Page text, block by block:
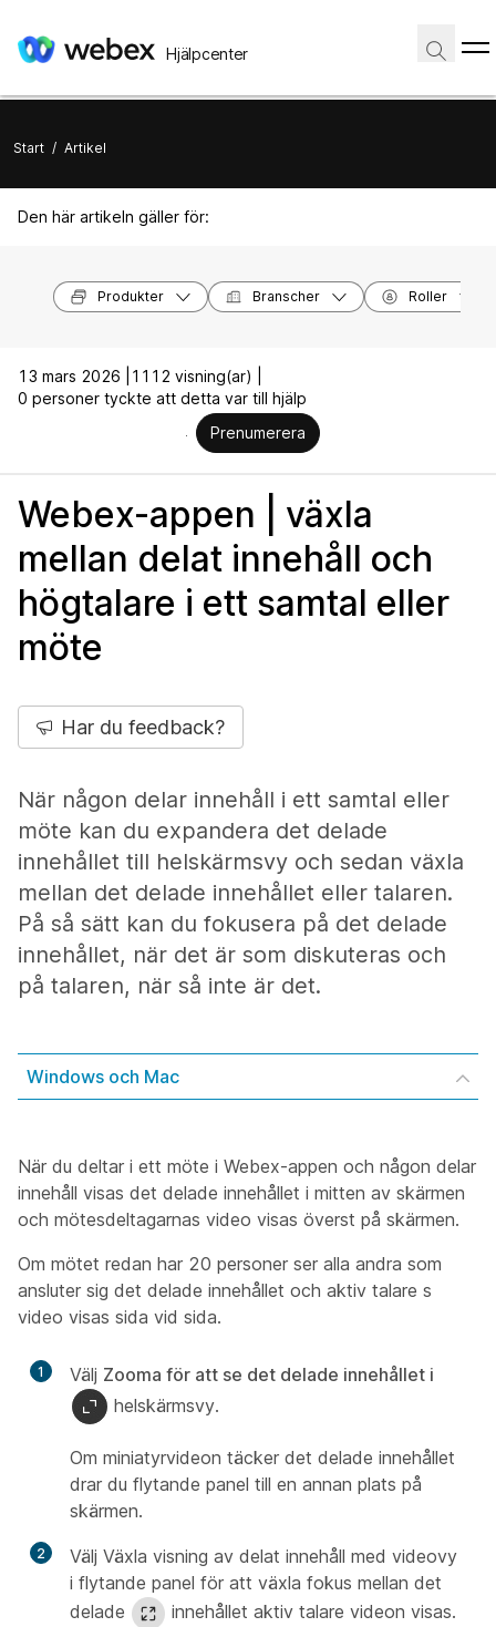
Hjälpcenter
Start / Artikel
Den här artikeln gäller för:
Produkter Branscher Roller
13 mars 2026 |
1112 visning(ar) |
0 personer tyckte att detta var till hjälp
Prenumerera
Webex-appen | växla
mellan delat innehåll och
högtalare i ett samtal eller
möte
Har du feedback?
När någon delar innehåll i ett samtal eller
möte kan du expandera det delade
innehållet till helskärmsvy och sedan växla
mellan det delade innehållet eller talaren.
På så sätt kan du fokusera på det delade
innehållet, när det är som diskuteras och
på talaren, när så inte är det.
Windows och Mac
När du deltar i ett möte i Webex-appen och någon delar
innehåll visas det delade innehållet i mitten av skärmen
och mötesdeltagarnas video visas överst på skärmen.
Om mötet redan har 20 personer ser alla andra som
ansluter sig det delade innehållet och aktiv talare s
video visas sida vid sida.
1 Välj Zooma för att se det delade innehållet i
helskärmsvy.
Om miniatyrvideon täcker det delade innehållet
drar du flytande panel till en annan plats på
skärmen.
2
Välj Växla visning av delat innehåll med videovy
i flytande panel för att växla fokus mellan det
delade
innehållet aktiv talare videon visas.